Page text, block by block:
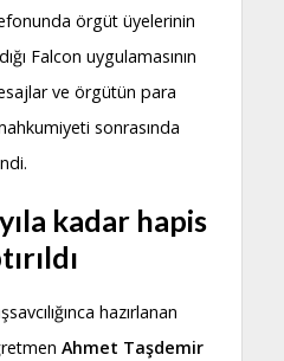
örgüt üyelerinin
Falcon uygulamasının
ve örgütün para
sonrasında
kadar hapis
hazırlanan
Ahmet Taşdemir